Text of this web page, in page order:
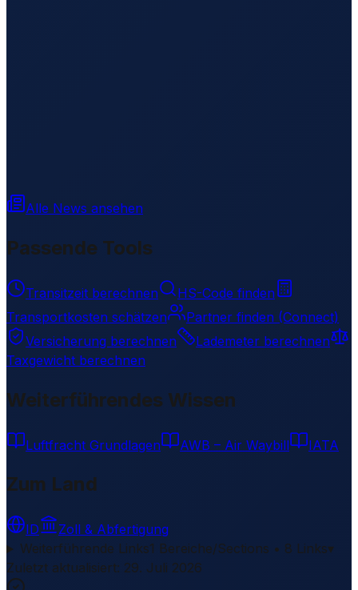
Alle News ansehen
Passende Tools
Transitzeit berechnen
HS-Code finden
Transportkosten schätzen
Partner finden (Connect)
Versicherung berechnen
Lademeter berechnen
Taxgewicht berechnen
Weiterführendes Wissen
Luftfracht Grundlagen AWB – Air Waybill IATA
Zum Land
ID
Zoll & Abfertigung
Weiterführende Links1 Bereiche/Sections • 8 Links▾
Zuletzt aktualisiert: 29. Juli 2026